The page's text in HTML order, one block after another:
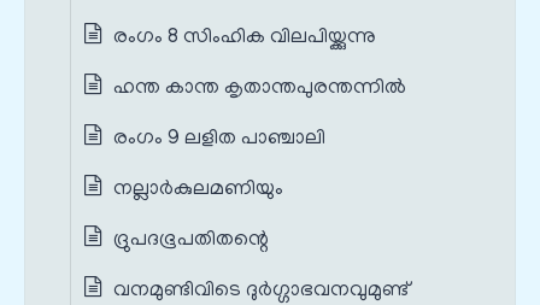
രംഗം 8 സിംഹിക വിലപിയ്ക്കുന്നു
ഹന്ത കാന്ത കൃതാന്തപുരന്തന്നില്‍
രംഗം 9 ലളിത പാഞ്ചാലി
നല്ലാര്‍കുലമണിയും
ദ്രുപദഭൂപതിതന്റെ
വനമുണ്ടിവിടെ ദുര്‍ഗ്ഗാഭവനവുമുണ്ട്